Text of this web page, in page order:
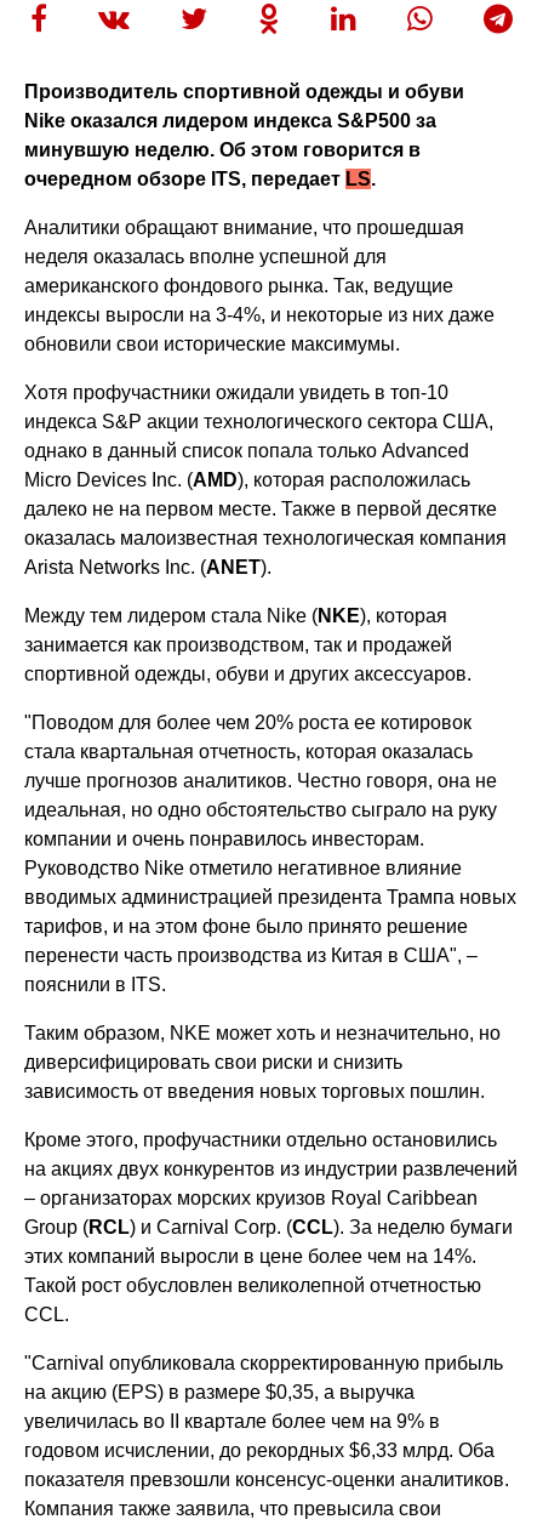
Производитель спортивной одежды и обуви
Nikeоказался лидером индексаS& P500 за
минувшую неделю. Об этом говорится в
очередном обзоре ITS, передает LS.
Аналитики обращают внимание, что прошедшая
неделя оказалась вполне успешной для
американского фондового рынка. Так, ведущие
индексы выросли на 3-4%, и некоторые из них даже
обновили свои исторические максимумы.
Хотя профучастники ожидали увидеть в топ-10
индекса S&P акции технологического сектора США,
однако в данный список попала только Advanced
Micro Devices Inc. (AMD), которая расположилась
далеко не на первом месте. Также в первой десятке
оказалась малоизвестная технологическая компания
Arista Networks Inc. (ANET).
Между тем лидером стала Nike (NKE), которая
занимается как производством, так и продажей
спортивной одежды, обуви и других аксессуаров.
"Поводом для более чем 20% роста ее котировок
стала квартальная отчетность, которая оказалась
лучше прогнозов аналитиков. Честно говоря, она не
идеальная, но одно обстоятельство сыграло на руку
компании и очень понравилось инвесторам.
Руководство Nike отметило негативное влияние
вводимых администрацией президента Трампа новых
тарифов, и на этом фоне было принято решение
перенести часть производства из Китая в США", –
пояснили в ITS.
Таким образом, NKE может хоть и незначительно, но
диверсифицировать свои риски и снизить
зависимость от введения новых торговых пошлин.
Кроме этого, профучастники отдельно остановились
на акциях двух конкурентов из индустрии развлечений
– организаторах морских круизов Royal Caribbean
Group (RCL) и Carnival Corp. (CCL). За неделю бумаги
этих компаний выросли в цене более чем на 14%.
Такой рост обусловлен великолепной отчетностью
CCL.
"Carnival опубликовала скорректированную прибыль
на акцию (EPS) в размере $0,35, а выручка
увеличилась во II квартале более чем на 9% в
годовом исчислении, до рекордных $6,33 млрд. Оба
показателя превзошли консенсус-оценки аналитиков.
Компания также заявила, что превысила свои